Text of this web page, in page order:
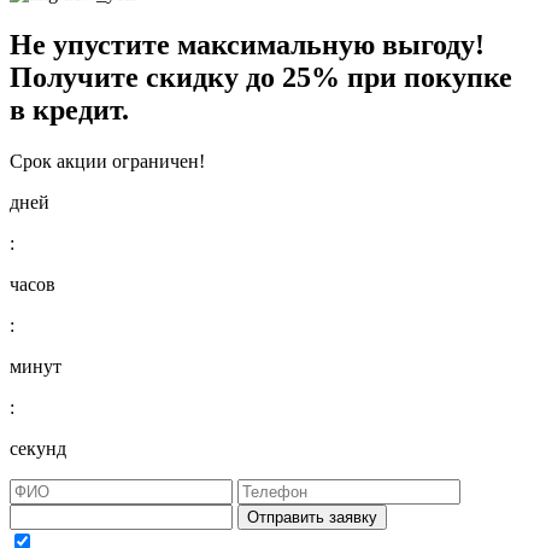
Не упустите максимальную выгоду!
Получите скидку до 25% при покупке
в кредит.
Срок акции ограничен!
дней
:
часов
:
минут
:
секунд
Отправить заявку